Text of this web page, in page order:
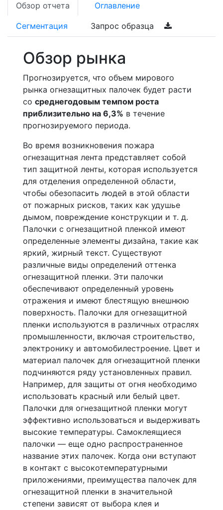
Обзор отчета Оглавление
Сегментация Запрос образца
Обзор рынка
Прогнозируется, что объем мирового
рынка огнезащитных палочек будет расти
со среднегодовым темпом роста
приблизительно на 6,3% в течение
прогнозируемого периода.
Во время возникновения пожара
огнезащитная лента представляет собой
тип защитной ленты, которая используется
для отделения определенной области,
чтобы обезопасить людей в этой области
от пожарных рисков, таких как удушье
дымом, повреждение конструкции и т. д.
Палочки с огнезащитной пленкой имеют
определенные элементы дизайна, такие как
яркий, жирный текст. Существуют
различные виды определений оттенка
огнезащитной пленки. Эти палочки
обеспечивают определенный уровень
отражения и имеют блестящую внешнюю
поверхность. Палочки для огнезащитной
пленки используются в различных отраслях
промышленности, включая строительство,
электронику и автомобилестроение. Цвет и
материал палочек для огнезащитной пленки
подчиняются ряду установленных правил.
Например, для защиты от огня необходимо
использовать красный или белый цвет.
Палочки для огнезащитной пленки могут
эффективно использоваться и выдерживать
высокие температуры. Самоклеящиеся
палочки — еще одно распространенное
название этих палочек. Когда они вступают
в контакт с высокотемпературными
приложениями, преимущества палочек для
огнезащитной пленки в значительной
степени зависят от выбора клея и